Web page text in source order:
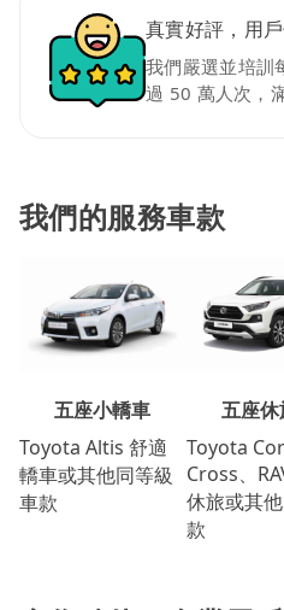
真實好評，用
我們嚴選並培訓
過 50 萬人次，
我們的服務車款
五座小轎車
Toyota Altis 舒適
轎車或其他同等級
車款
五座
Toyota
Cross、
休旅或其
款